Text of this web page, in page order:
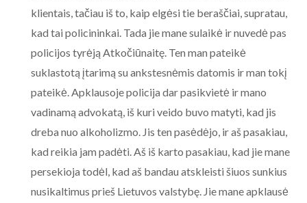
klientais, tačiau iš to, kaip elgėsi tie beraščiai, supratau,
kad tai policininkai. Tada jie mane sulaikė ir nuvedė pas
policijos tyrėją Atkočiūnaitę. Ten man pateikė
suklastotą įtarimą su ankstesnėmis datomis ir man tokį
pateikė. Apklausoje policija dar pasikvietė ir mano
vadinamą advokatą, iš kuri veido buvo matyti, kad jis
dreba nuo alkoholizmo. Jis ten pasėdėjo, ir aš pasakiau,
kad reikia jam padėti. Aš iš karto pasakiau, kad jie mane
persekioja todėl, kad aš bandau atskleisti šiuos sunkius
nusikaltimus prieš Lietuvos valstybę. Jie mane apklausė